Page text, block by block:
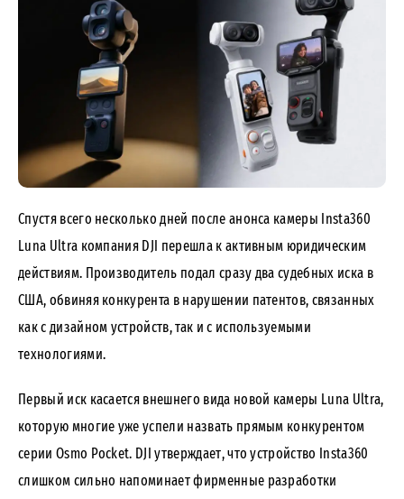
Спустя всего несколько дней после анонса камеры Insta360
Luna Ultra компания DJI перешлак активным юридическим
действиям. Производитель подал сразу два судебных иска в
США, обвиняя конкурента в нарушении патентов, связанных
как с дизайном устройств, так и с используемыми
технологиями.
Первый иск касается внешнего вида новой камеры Luna Ultra,
которую многие уже успели назвать прямым конкурентом
серии Osmo Pocket. DJI утверждает, что устройство Insta360
слишком сильно напоминает фирменные разработки